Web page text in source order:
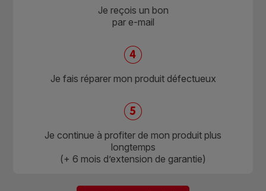
Je reçois un bon
par e-mail
Je fais réparer mon produit défectueux
Je continue à profiter de mon produit plus
longtemps
(+ 6 mois d’extension de garantie)